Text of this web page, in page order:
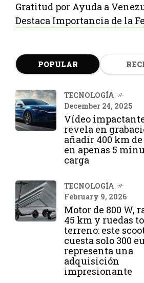
Gratitud por Ayuda a
Destaca Importancia de la Fe
POPULAR
TECNOLOGÍA
December 24, 2025
Vídeo
revela en
añadir 400 km
en apenas 5
carga
TECNOLOGÍA
February 9, 2026
Motor de 800 W,
45 km y ruedas
terreno: este
cuesta solo 300
representa una
adquisición
impresionante